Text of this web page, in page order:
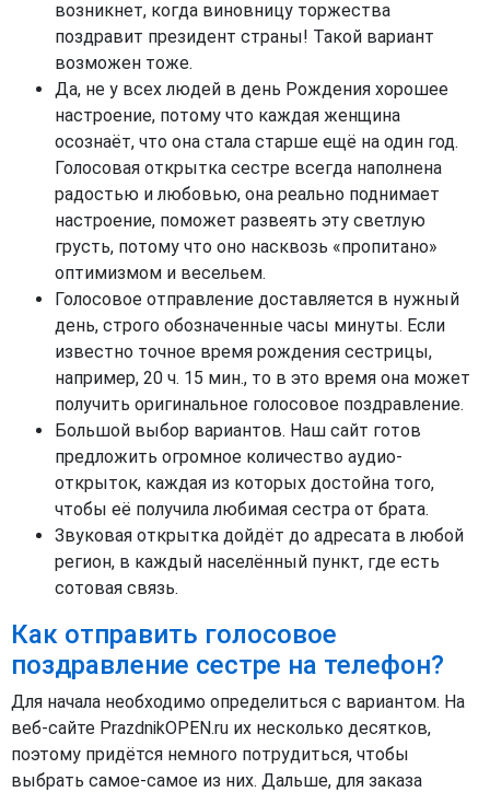
возникнет, когда виновницу торжества
поздравит президент страны! Такой вариант
возможен тоже.
Да, не у всех людей в день Рождения хорошее
настроение, потому что каждая женщина
осознаёт, что она стала старше ещё на один год.
Голосовая открытка сестре всегда наполнена
радостью и любовью, она реально поднимает
настроение, поможет развеять эту светлую
грусть, потому что оно насквозь «пропитано»
оптимизмом и весельем.
Голосовое отправление доставляется в нужный
день, строго обозначенные часы минуты. Если
известно точное время рождения сестрицы,
например, 20 ч. 15 мин., то в это время она может
получить оригинальное голосовое поздравление.
Большой выбор вариантов. Наш сайт готов
предложить огромное количество аудио-
открыток, каждая из которых достойна того,
чтобы её получила любимая сестра от брата.
Звуковая открытка дойдёт до адресата в любой
регион, в каждый населённый пункт, где есть
сотовая связь.
Как отправить голосовое
поздравление сестре на телефон?
Для начала необходимо определиться с вариантом. На
веб-сайте PrazdnikOPEN.ru их несколько десятков,
поэтому придётся немного потрудиться, чтобы
выбрать самое-самое из них. Дальше, для заказа